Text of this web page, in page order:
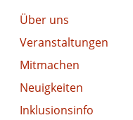
Über uns
Veranstaltungen
Mitmachen
Neuigkeiten
Inklusionsinfo